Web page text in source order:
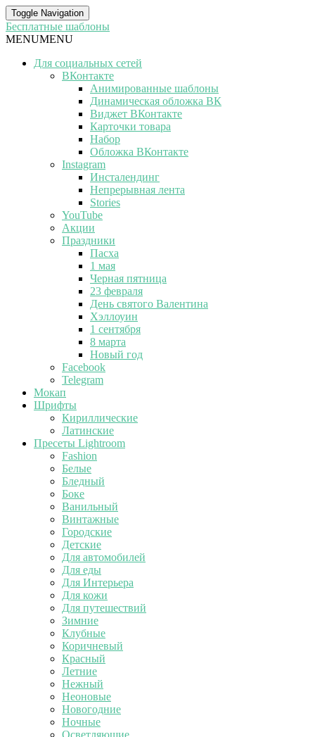
Toggle Navigation
Бесплатные шаблоны
MENUMENU
Для социальных сетей
ВКонтакте
Анимированные шаблоны
Динамическая обложка ВК
Виджет ВКонтакте
Карточки товара
Набор
Обложка ВКонтакте
Instagram
Инсталендинг
Непрерывная лента
Stories
YouTube
Акции
Праздники
Пасха
1 мая
Черная пятница
23 февраля
День святого Валентина
Хэллоуин
1 сентября
8 марта
Новый год
Facebook
Telegram
Мокап
Шрифты
Кириллические
Латинские
Пресеты Lightroom
Fashion
Белые
Бледный
Боке
Ванильный
Винтажные
Городские
Детские
Для автомобилей
Для еды
Для Интерьера
Для кожи
Для путешествий
Зимние
Клубные
Коричневый
Красный
Летние
Нежный
Неоновые
Новогодние
Ночные
Осветляющие